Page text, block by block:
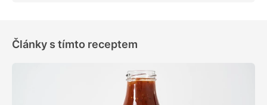
Články s tímto receptem